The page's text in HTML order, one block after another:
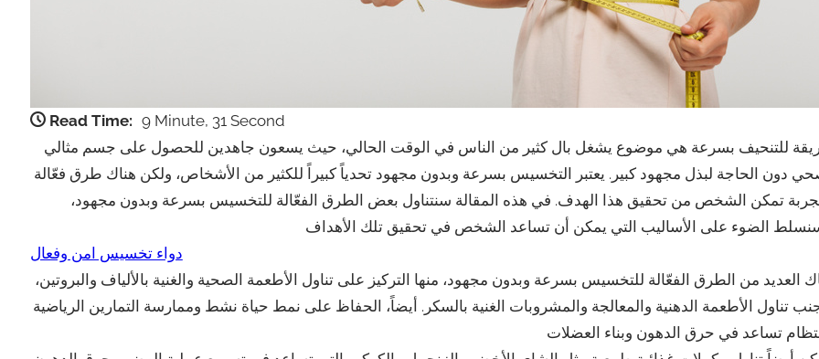
Read Time: 9 Minute, 31 Second
للتنحيف بسرعة هي موضوع يشغل بال كثير من الناس في الوقت الحالي، حيث يسعون جاهدين للحصول على جسم مثالي
دون الحاجة لبذل مجهود كبير. يعتبر التخسيس بسرعة وبدون مجهود تحدياً كبيراً للكثير من الأشخاص، ولكن هناك طرق فعّالة
تمكن الشخص من تحقيق هذا الهدف. في هذه المقالة سنتناول بعض الطرق الفعّالة للتخسيس بسرعة وبدون مجهود،
دواء تخسيس امن وفعال
العديد من الطرق الفعّالة للتخسيس بسرعة وبدون مجهود، منها التركيز على تناول الأطعمة الصحية والغنية بالألياف والبروتين،
تناول الأطعمة الدهنية والمعالجة والمشروبات الغنية بالسكر. أيضاً، الحفاظ على نمط حياة نشط وممارسة التمارين الرياضية